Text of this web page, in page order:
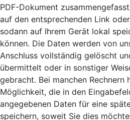
PDF-Dokument
auf den entsprechenden Link
sodann auf Ihrem Gerät lokal
können. Die Daten werden von
Anschluss vollständig gelöscht
übermittelt oder in sonstiger
gebracht. Bei manchen Rechnern
Möglichkeit, die in den
angegebenen Daten für eine
speichern, soweit Sie dies